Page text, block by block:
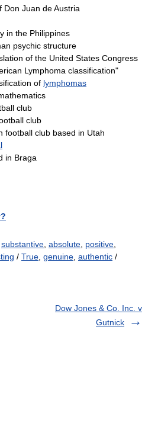
Don Juan de Austria
in the Philippines
psychic structure
of the United States Congress
Lymphoma classification"
of lymphomas
club
club
football club based in Utah
in Braga
substantive absolute positive
/ True genuine authentic /
Dow Jones & Co. Inc. v
Gutnick